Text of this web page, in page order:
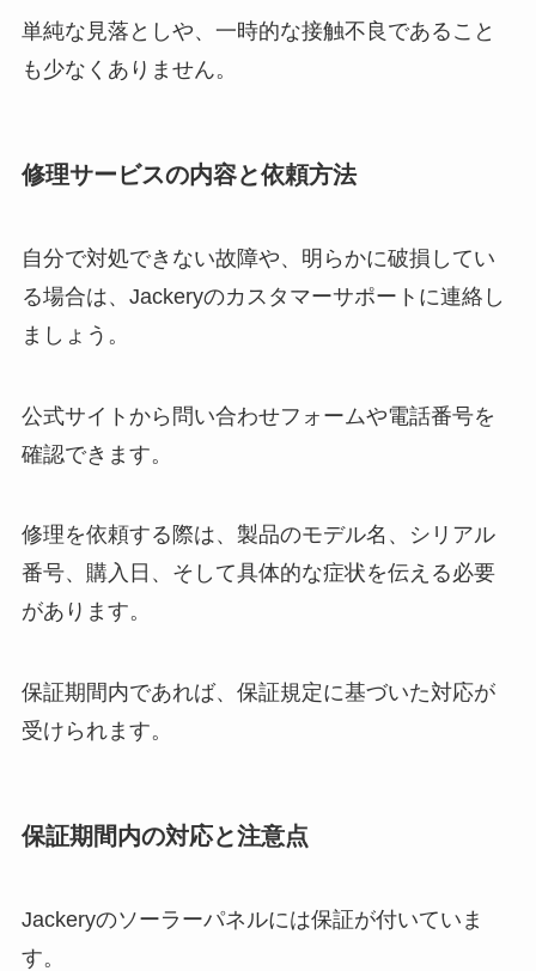
単純な見落としや、一時的な接触不良であること
も少なくありません。
修理サービスの内容と依頼方法
自分で対処できない故障や、明らかに破損してい
る場合は、Jackeryのカスタマーサポートに連絡し
ましょう。
公式サイトから問い合わせフォームや電話番号を
確認できます。
修理を依頼する際は、製品のモデル名、シリアル
番号、購入日、そして具体的な症状を伝える必要
があります。
保証期間内であれば、保証規定に基づいた対応が
受けられます。
保証期間内の対応と注意点
Jackeryのソーラーパネルには保証が付いていま
す。